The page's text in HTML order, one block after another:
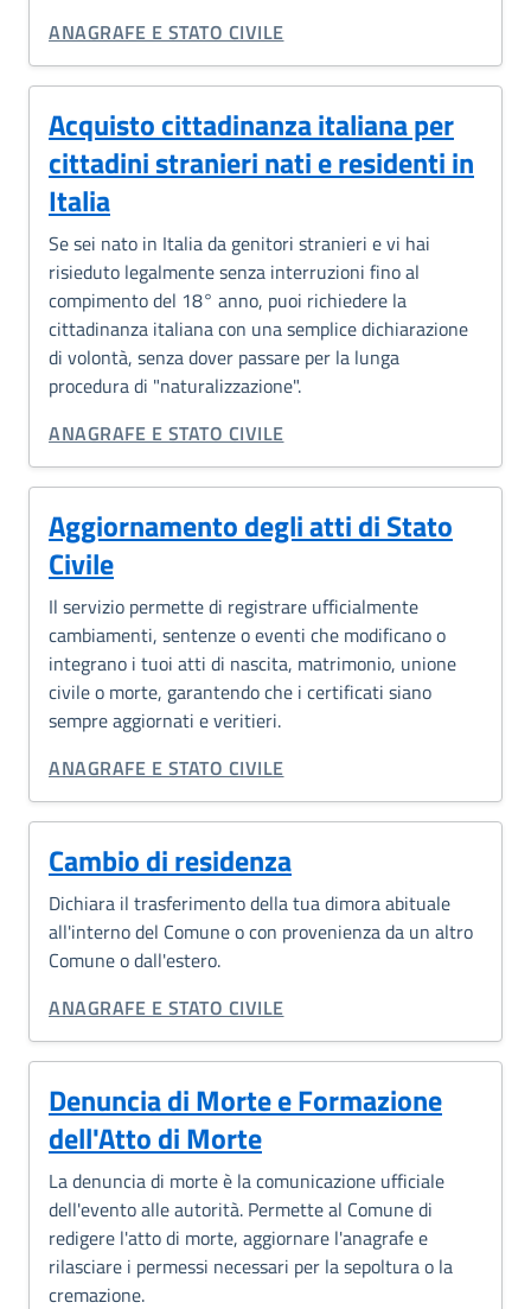
CATEGORIA CORRELATA:
ANAGRAFE E STATO CIVILE
Acquisto cittadinanza italiana per
cittadini stranieri nati e residenti in
Italia
Se sei nato in Italia da genitori stranieri e vi hai
risieduto legalmente senza interruzioni fino al
compimento del 18° anno, puoi richiedere la
cittadinanza italiana con una semplice dichiarazione
di volontà, senza dover passare per la lunga
procedura di "naturalizzazione".
CATEGORIA CORRELATA:
ANAGRAFE E STATO CIVILE
Aggiornamento degli atti di Stato
Civile
Il servizio permette di registrare ufficialmente
cambiamenti, sentenze o eventi che modificano o
integrano i tuoi atti di nascita, matrimonio, unione
civile o morte, garantendo che i certificati siano
sempre aggiornati e veritieri.
CATEGORIA CORRELATA:
ANAGRAFE E STATO CIVILE
Cambio di residenza
Dichiara il trasferimento della tua dimora abituale
all'interno del Comune o con provenienza da un altro
Comune o dall'estero.
CATEGORIA CORRELATA:
ANAGRAFE E STATO CIVILE
Denuncia di Morte e Formazione
dell'Atto di Morte
La denuncia di morte è la comunicazione ufficiale
dell'evento alle autorità. Permette al Comune di
redigere l'atto di morte, aggiornare l'anagrafe e
rilasciare i permessi necessari per la sepoltura o la
cremazione.